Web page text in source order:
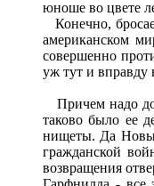
юноше во цвете
Конечно,
американском
совершенно
уж тут и вправду
Причем надо
таково было ее
нищеты. Да
гражданской
возвращения